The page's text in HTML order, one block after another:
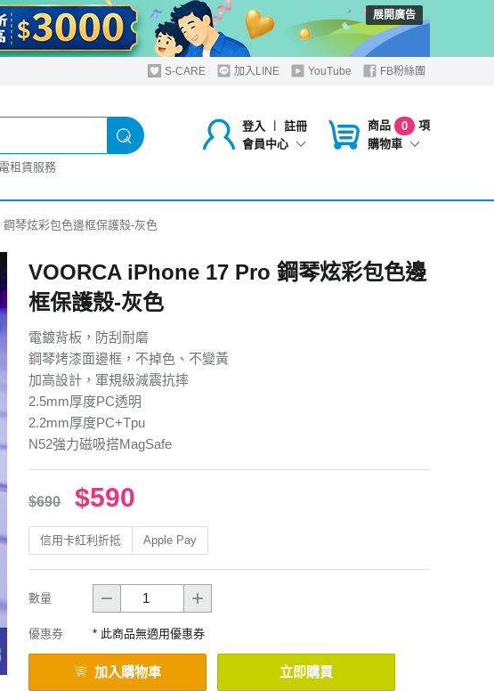
展開廣告
S-CARE 加入LINE YouTube FB粉絲團
登入 ︱
註冊
會員中心
商品 0
項
購物車
租賃服務
琴炫彩包色邊框保護殼-灰色
VOORCA iPhone 17 Pro 鋼琴炫彩包色邊
框保護殼-灰色
電鍍背板，防刮耐磨
鋼琴烤漆面邊框，不掉色、不變黃
加高設計，軍規級減震抗摔
2.5mm厚度PC透明
2.2mm厚度PC+Tpu
N52強力磁吸搭MagSafe
$690 $590
信用卡紅利折抵 Apple Pay
數量
優惠券 * 此商品無適用優惠券
加入購物車 立即購買